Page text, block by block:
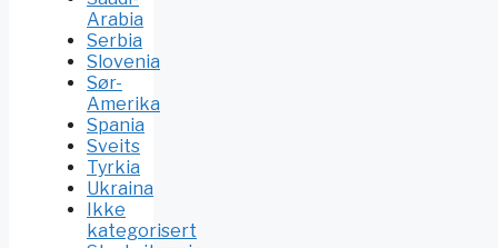
Arabia
Serbia
Slovenia
Sør-
Amerika
Spania
Sveits
Tyrkia
Ukraina
Ikke
kategorisert